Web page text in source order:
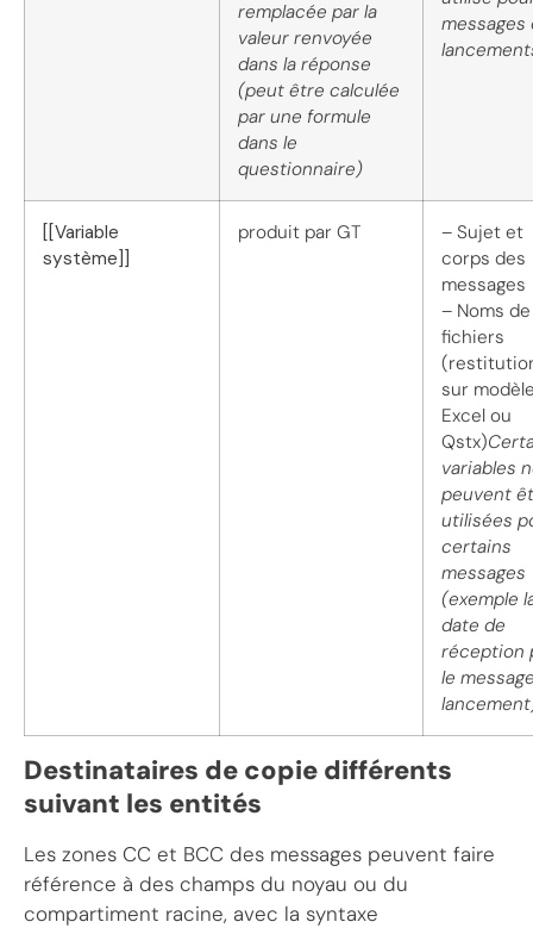
remplacée par la
valeur renvoyée
dans la réponse
(peut être calculée
par une formule
dans le
questionnaire)
messages
[[Variable
système]]
produit par GT
– Sujet et
corps des
messages
– Noms de
fichiers
sur
Excel ou
Qstx)
variables
peuvent
utilisées
certains
messages
(exemple
date de
réception
le
Destinataires de copie différents
suivant les entités
Les zones CC et BCC des messages peuvent faire
référence à des champs du noyau ou du
compartiment racine, avec la syntaxe